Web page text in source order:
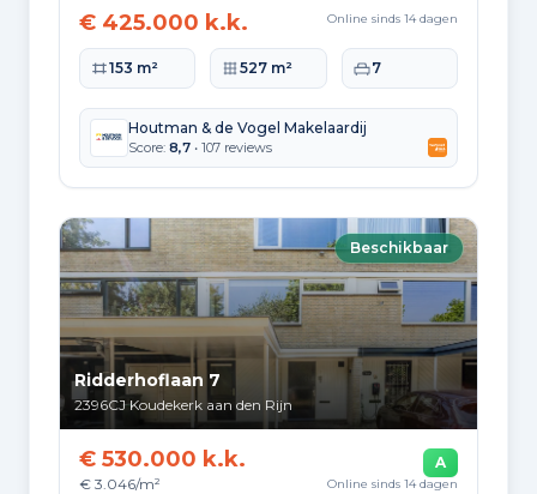
€ 425.000 k.k. Online sinds 14 dagen
Woonoppervlakte
153 m² Perceeloppervlakte
527 m² Slaapkamers
7
Houtman & de Vogel Makelaardij
Score: 8,7 • 107 reviews
Beschikbaar
Ridderhoflaan 7
2396CJ Koudekerk aan den Rijn
€ 530.000 k.k.
€ 3.046/m²
A
Online sinds 14 dagen